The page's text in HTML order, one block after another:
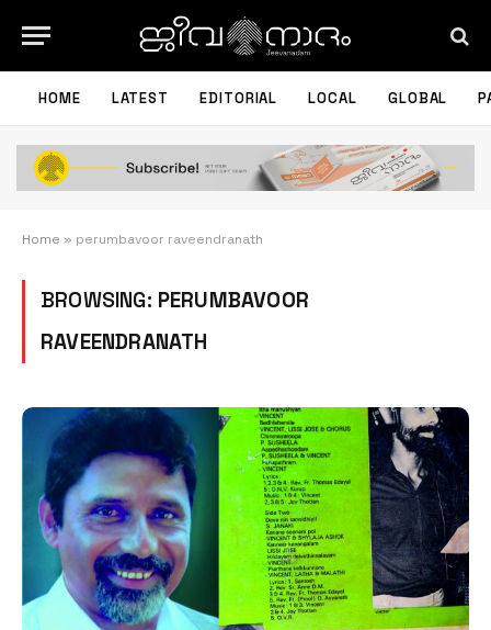
HOME LATEST EDITORIAL LOCAL GLOBAL
Home » perumbavoor raveendranath
BROWSING: PERUMBAVOOR
RAVEENDRANATH